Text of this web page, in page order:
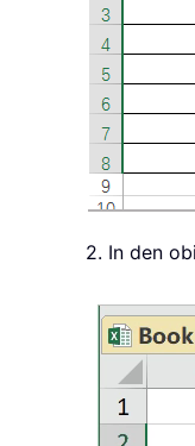
2. In den